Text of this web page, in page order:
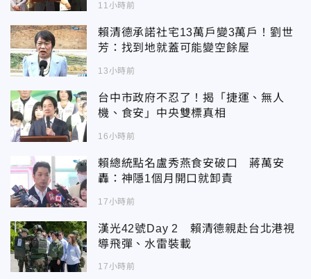
11小時前
賴清德承諾社宅13萬戶變3萬戶！劉世
芳：找到地就蓋可能變空餘屋
13小時前
台中市政府不忍了！揭「捷運、無人
機、食安」中央雙標真相
16小時前
賴總統點名盧秀燕食安破口 蔣萬安
轟：神隱1個月開口就卸責
17小時前
漢光42號Day 2 賴清德親赴台北港視
導飛彈、水雷裝載
17小時前